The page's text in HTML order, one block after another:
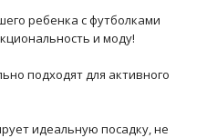
ребенка с футболками
и моду!
подходят для активного
идеальную посадку, не